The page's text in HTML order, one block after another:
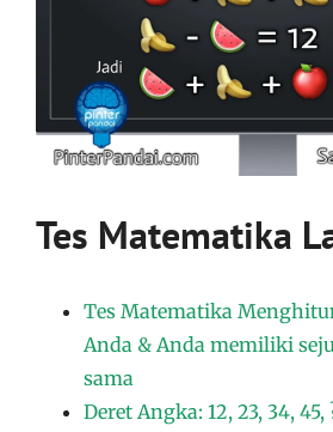
Tes Matematika
Tes Matematika
Anda & Anda memiliki
sama
Deret Angka: 12, 23, 34, 45,